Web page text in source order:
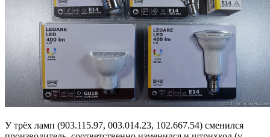
У трёх ламп (903.115.97, 003.014.23, 102.667.54) сменился